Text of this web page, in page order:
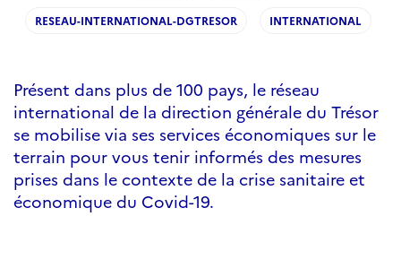
RESEAU-INTERNATIONAL-DGTRESOR INTERNATIONAL
Présent dans plus de 100 pays, le réseau
international de la direction générale du Trésor
se mobilise via ses services économiques sur le
terrain pour vous tenir informés des mesures
prises dans le contexte de la crise sanitaire et
économique du Covid-19.